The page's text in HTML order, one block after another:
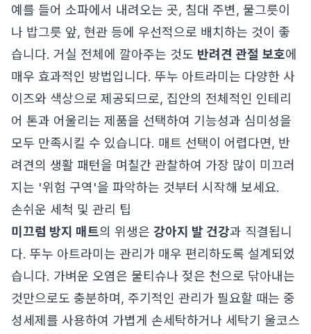
예를 들어 소파에서 내려오는 곳, 침대 주변, 물그릇이
나 밥그릇 앞, 현관 등에 우선적으로 배치하는 것이 좋
습니다. 거실 전체에 깔아주는 것도 반려견 관절 보호에
매우 효과적인 방법입니다. 뚜누 아트라미는 다양한 사
이즈와 색상으로 제공되므로, 집안의 전체적인 인테리
어 톤과 어울리는 제품을 선택하여 기능성과 심미성을
모두 만족시킬 수 있습니다. 매트 선택이 어렵다면, 반
려견의 생활 패턴을 며칠간 관찰하여 가장 많이 미끄러
지는 '위험 구역'을 파악하는 것부터 시작해 보세요.
손쉬운 세척 및 관리 팁
미끄럼 방지 매트의 위생은 강아지 발 건강과 직결됩니
다. 뚜누 아트라미는 관리가 매우 편리하도록 설계되었
습니다. 가벼운 오염은 물티슈나 젖은 천으로 닦아내는
것만으로도 충분하며, 주기적인 관리가 필요할 때는 중
성세제를 사용하여 가볍게 손세탁하거나 세탁기 울코스